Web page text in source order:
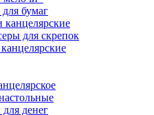
бумаг
канцелярские
для скрепок
денег